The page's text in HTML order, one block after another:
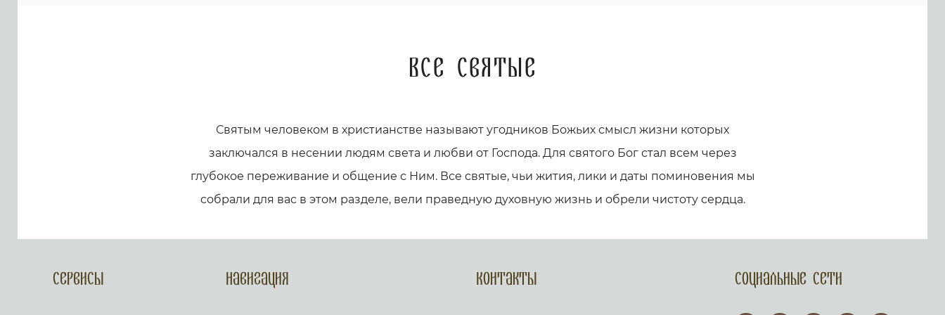
Все святые
Святым человеком в христианстве называют угодников Божьих смысл жизни которых
заключался в несении людям света и любви от Господа. Для святого Бог стал всем через
глубокое переживание и общение с Ним. Все святые, чьи жития, лики и даты поминовения мы
собрали для вас в этом разделе, вели праведную духовную жизнь и обрели чистоту сердца.
Сервисы Навигация Контакты Социальные сети